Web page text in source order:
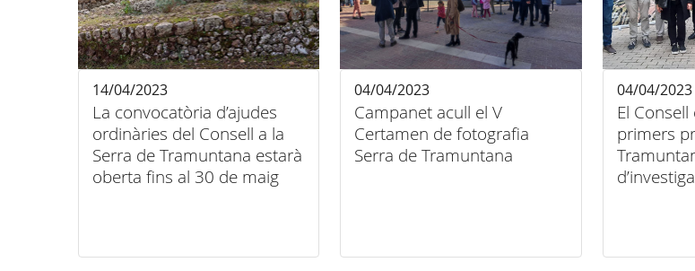
La convocatòria d’ajudes
ordinàries del Consell a la
Serra de Tramuntana estarà
oberta fins al 30 de maig
14/04/2023
Campanet acull el V
Certamen de fotografia
Serra de Tramuntana
04/04/2023
El
primers
04/04/2023